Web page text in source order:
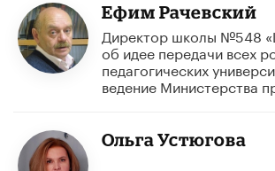
Ефим Рачевский
Директор школы №548
об идее передачи всех
педагогических
ведение Министерства
Ольга Устюгова